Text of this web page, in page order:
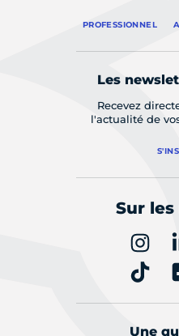
PROFESSIONNEL
Les
Recevez
l'actualité de
Sur
Une